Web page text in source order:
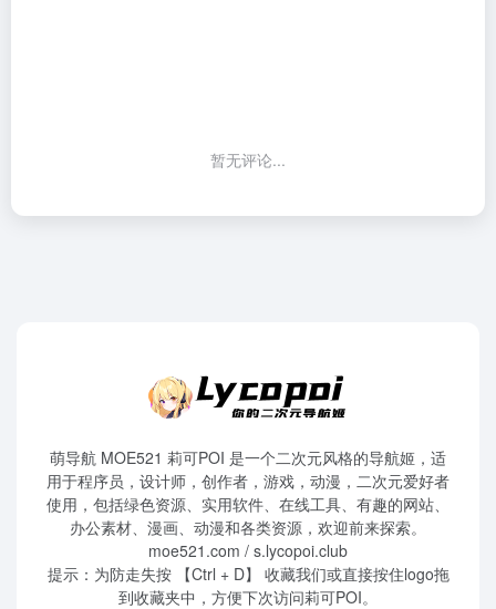
暂无评论...
萌导航 MOE521 莉可POI 是一个二次元风格的导航姬，适
用于程序员，设计师，创作者，游戏，动漫，二次元爱好者
使用，包括绿色资源、实用软件、在线工具、有趣的网站、
办公素材、漫画、动漫和各类资源，欢迎前来探索。
moe521.com / s.lycopoi.club
提示：为防走失按 【Ctrl + D】 收藏我们或直接按住logo拖
到收藏夹中，方便下次访问莉可POI。